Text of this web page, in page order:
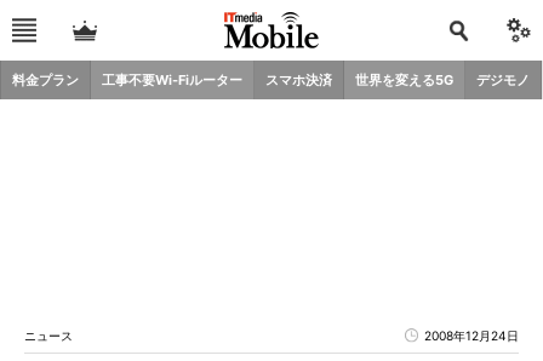
料金プラン 工事不要Wi-Fiルーター スマホ決済 世界を変える5G デジモノ
ニュース 2008年12月24日